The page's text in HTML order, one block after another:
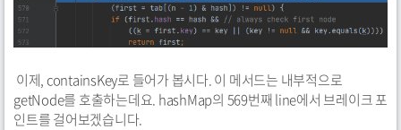
이제, containsKey로 들어가 봅시다. 이 메서드는 내부적으로
getNode를 호출하는데요. hashMap의 569번째 line에서 브레이크 포
인트를 걸어보겠습니다.